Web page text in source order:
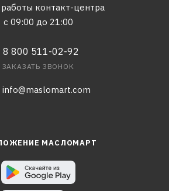
контакт-центра
с 09:00 до 21:00
8 800 511-02-92
ЗАКАЗАТЬ ЗВОНОК
info@maslomart.com
МАСЛОМАРТ